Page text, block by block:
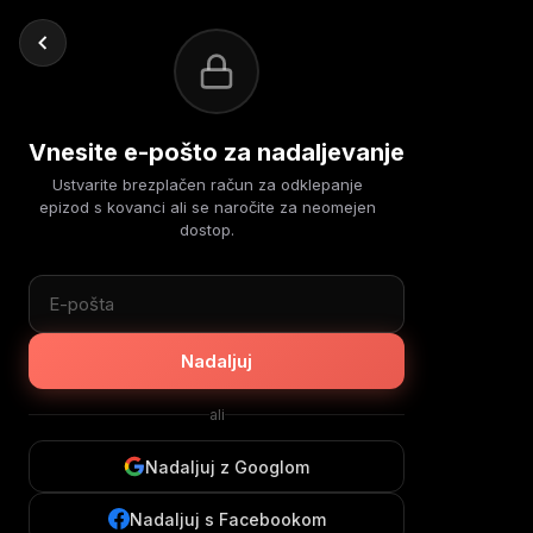
Vnesite e-pošto za nadaljevanje
Ustvarite brezplačen račun za odklepanje
epizod s kovanci ali se naročite za neomejen
dostop.
Nadaljuj
ali
Nadaljuj z Googlom
Nadaljuj s Facebookom